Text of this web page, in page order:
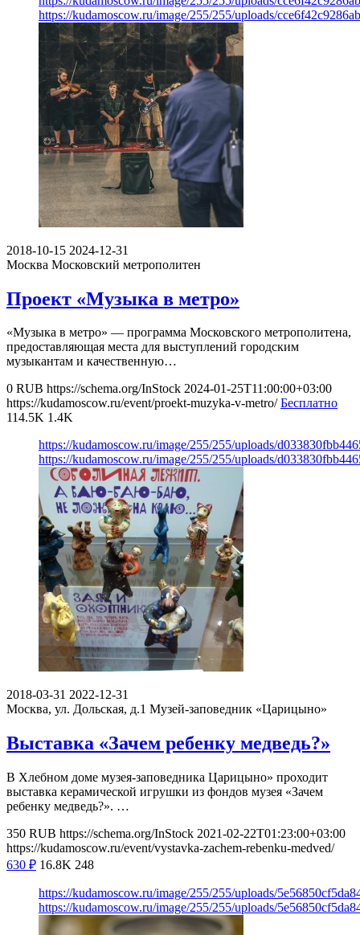
https://kudamoscow.ru/image/255/255/uploads/
2018-10-15 2024-12-31
Москва Московский метрополитен
Проект «Музыка в метро»
«Музыка в метро» — программа Московского метрополитена,
предоставляющая места для выступлений городским
музыкантам и качественную…
0 RUB https://schema.org/InStock 2024-01-25T11:00:00+03:00
https://kudamoscow.ru/event/proekt-muzyka-v-metro/ Бесплатно
114.5K 1.4K
https://kudamoscow.ru/image/255/255/uploads/
https://kudamoscow.ru/image/255/255/uploads/
2018-03-31 2022-12-31
Москва, ул. Дольская, д.1 Музей-заповедник «Царицыно»
Выставка «Зачем ребенку медведь?»
В Хлебном доме музея-заповедника Царицыно» проходит
выставка керамической игрушки из фондов музея «Зачем
ребенку медведь?». …
350 RUB https://schema.org/InStock 2021-02-22T01:23:00+03:00
https://kudamoscow.ru/event/vystavka-zachem-rebenku-medved/
630 ₽ 16.8K 248
https://kudamoscow.ru/image/255/255/uploads/
https://kudamoscow.ru/image/255/255/uploads/